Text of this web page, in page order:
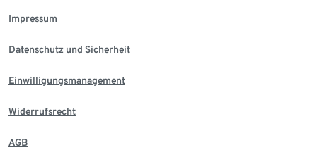
Impressum
Datenschutz und Sicherheit
Einwilligungsmanagement
Widerrufsrecht
AGB